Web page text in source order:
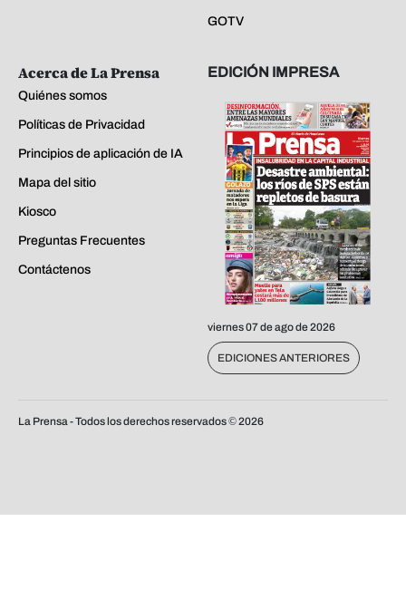
GOTV
Acerca de La Prensa
Quiénes somos
Políticas de Privacidad
Principios de aplicación de IA
Mapa del sitio
Kiosco
Preguntas Frecuentes
Contáctenos
EDICIÓN IMPRESA
viernes 07 de ago de 2026
EDICIONES ANTERIORES
La Prensa - Todos los derechos reservados ©2026